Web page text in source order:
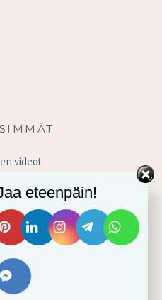
videot
eteenpäin!